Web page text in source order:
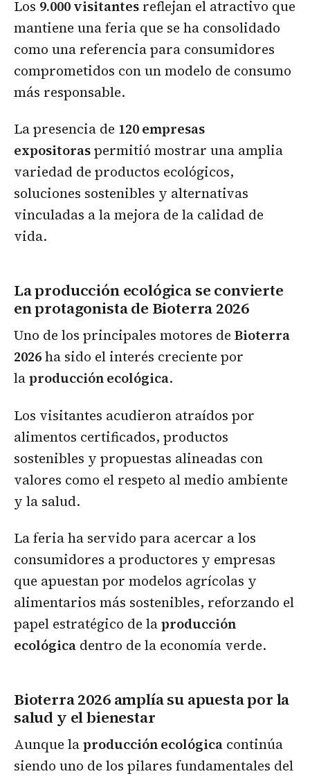
Los 9.000 visitantes reflejan el atractivo que
mantiene una feria que se ha consolidado
como una referencia para consumidores
comprometidos con un modelo de consumo
más responsable.
La presencia de 120 empresas
expositoraspermitió mostrar una amplia
variedad de productos ecológicos,
soluciones sostenibles y alternativas
vinculadas a la mejora de la calidad de
vida.
La producción ecológica se convierte
en protagonista de Bioterra 2026
Uno de los principales motores de Bioterra
2026ha sido el interés creciente por
laproducción ecológica.
Los visitantes acudieron atraídos por
alimentos certificados, productos
sostenibles y propuestas alineadas con
valores como el respeto al medio ambiente
y la salud.
La feria ha servido para acercar a los
consumidores a productores y empresas
que apuestan por modelos agrícolas y
alimentarios más sostenibles, reforzando el
papel estratégico de laproducción
ecológica dentro de la economía verde.
Bioterra 2026 amplía su apuesta por la
salud y el bienestar
Aunque laproducción ecológica continúa
siendo uno de los pilares fundamentales del